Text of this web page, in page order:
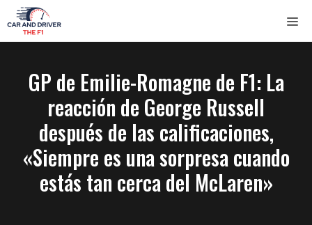
Saltar
al
contenido
GP de Emilie-Romagne de F1: La
reacción de George Russell
después de las calificaciones,
«Siempre es una sorpresa cuando
estás tan cerca del McLaren»